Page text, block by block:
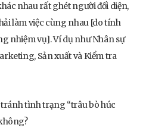
nhau rất ghét người đối diện,
làm việc cùng nhau [do tính
nhiệm vụ]. Ví dụ như Nhân sự
Sản xuất và Kiểm tra
tránh tình trạng “trâu bò húc